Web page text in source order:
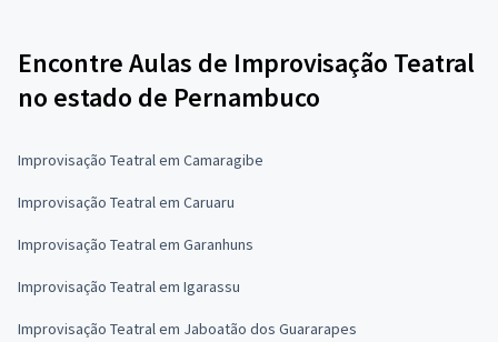
Encontre Aulas de Improvisação Teatral
no estado de Pernambuco
Improvisação Teatral em Camaragibe
Improvisação Teatral em Caruaru
Improvisação Teatral em Garanhuns
Improvisação Teatral em Igarassu
Improvisação Teatral em Jaboatão dos Guararapes